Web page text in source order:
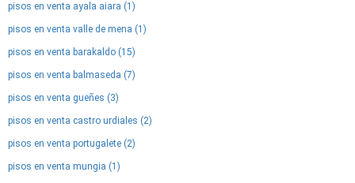
pisos en venta ayala aiara (1)
pisos en venta valle de mena (1)
pisos en venta barakaldo (15)
pisos en venta balmaseda (7)
pisos en venta gueñes (3)
pisos en venta castro urdiales (2)
pisos en venta portugalete (2)
pisos en venta mungia (1)